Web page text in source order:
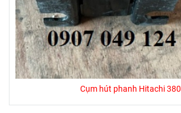
Cụm hút phanh Hitachi